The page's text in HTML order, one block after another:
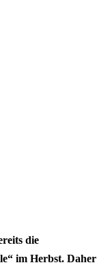
die
im Herbst. Daher